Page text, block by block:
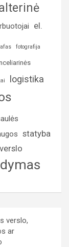
el.
fotografija
logistika
statyba
verslo
verslo,
ar